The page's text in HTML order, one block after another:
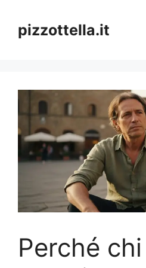
contenuto
pizzottella.it
Perché